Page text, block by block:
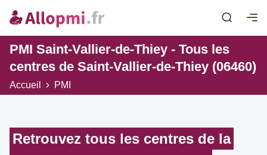
PMI Saint-Vallier-de-Thiey - Tous les
centres de Saint-Vallier-de-Thiey (06460)
Accueil PMI
Retrouvez tous les centres de la